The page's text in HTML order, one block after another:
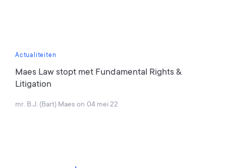
Actualiteiten
Maes Law stopt met Fundamental Rights &
Litigation
mr. B.J. (Bart) Maes on 04 mei 22